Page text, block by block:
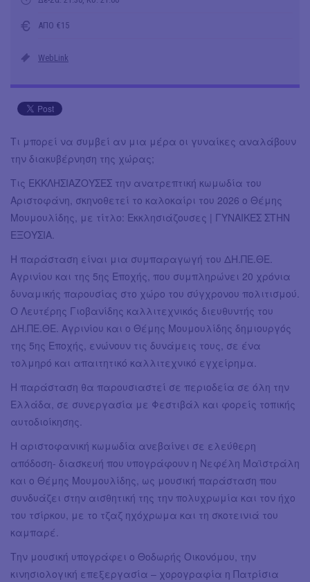
ΑΠΟ €15
WebLink
Τι μπορεί να συμβεί αν μια μέρα οι γυναίκες αναλάβουν
την διακυβέρνηση της χώρας;
Τις ΕΚΚΛΗΣΙΑΖΟΥΣΕΣ την ανατρεπτική κωμωδία του
Αριστοφάνη, σκηνοθετεί το καλοκαίρι του 2026 ο Θέμης
Μουμουλίδης, με τίτλο: Εκκλησιάζουσες | ΓΥΝΑΙΚΕΣ ΣΤΗΝ
ΕΞΟΥΣΙΑ.
Η παράσταση είναι μια συμπαραγωγή του ΔΗ.ΠΕ.ΘΕ.
Αγρινίου και της 5ης Εποχής, που συμπληρώνει 20 χρόνια
δυναμικής παρουσίας στο χώρο του σύγχρονου πολιτισμού.
Ο Λευτέρης Γιοβανίδης καλλιτεχνικός διευθυντής του
ΔΗ.ΠΕ.ΘΕ. Αγρινίου και ο Θέμης Μουμουλίδης δημιουργός
της 5ης Εποχής, ενώνουν τις δυνάμεις τους, σε ένα
τολμηρό και απαιτητικό καλλιτεχνικό εγχείρημα.
Η παράσταση θα παρουσιαστεί σε περιοδεία σε όλη την
Ελλάδα, σε συνεργασία με Φεστιβάλ και φορείς τοπικής
αυτοδιοίκησης.
Η αριστοφανική κωμωδία ανεβαίνει σε ελεύθερη
απόδοση- διασκευή που υπογράφουν η Νεφέλη Μαϊστράλη
και ο Θέμης Μουμουλίδης, ως μουσική παράσταση που
συνδυάζει στην αισθητική της την πολυχρωμία και τον ήχο
του τσίρκου, με το τζαζ ηχόχρωμα και τη σκοτεινιά του
καμπαρέ.
Την μουσική υπογράφει ο Θοδωρής Οικονόμου, την
κινησιολογική επεξεργασία – χορογραφία η Πατρίσια